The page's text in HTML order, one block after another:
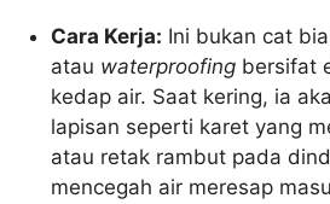
Cara Kerja: Ini bukan cat
atau waterproofing bersifat
kedap air. Saat kering, ia
lapisan seperti karet yang
atau retak rambut pada
mencegah air meresap